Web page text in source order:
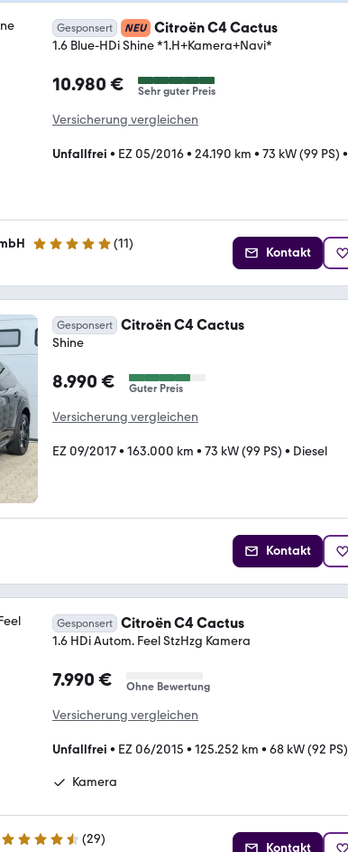
Gesponsert NEU Citroën C4 Cactus
1.6 Blue-HDi Shine *1.H+Kamera+Navi*
10.980 € Sehr guter Preis
Versicherung vergleichen
Unfallfrei • EZ 05/2016• 24.190 km • 73 kW (99 PS) •
5 Sterne (11)
Kontakt
Gesponsert Citroën C4 Cactus
Shine
8.990 € Guter Preis
Versicherung vergleichen
EZ 09/2017• 163.000 km • 73 kW (99 PS) • Diesel
Kontakt
Gesponsert Citroën C4 Cactus
1.6 HDi Autom. Feel StzHzg Kamera
7.990 € Ohne Bewertung
Versicherung vergleichen
Unfallfrei • EZ 06/2015 • 125.252 km • 68 kW (92 PS)
Kamera
4.4 Sterne (29)
Kontakt